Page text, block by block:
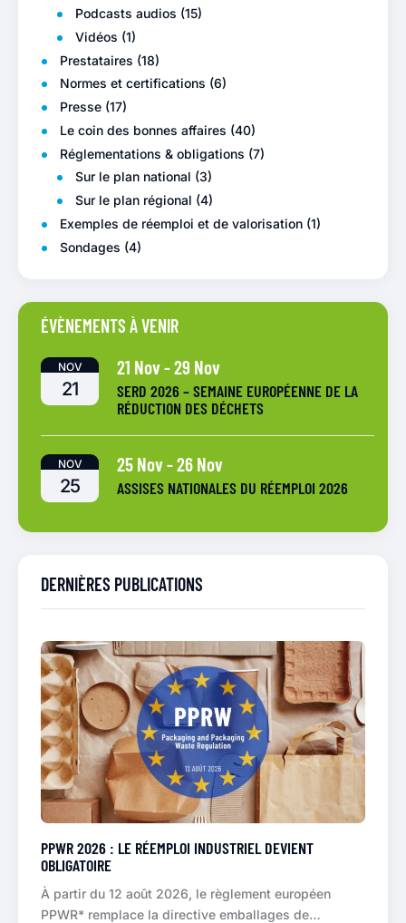
Podcasts audios (15)
Vidéos (1)
Prestataires (18)
Normes et certifications (6)
Presse (17)
Le coin des bonnes affaires (40)
Réglementations & obligations (7)
Sur le plan national (3)
Sur le plan régional (4)
Exemples de réemploi et de valorisation (1)
Sondages (4)
ÉVÈNEMENTS À VENIR
NOV
21
21 Nov-29 Nov
SERD 2026 – SEMAINE EUROPÉENNE DE LA
RÉDUCTION DES DÉCHETS
NOV
25
25 Nov-26 Nov
ASSISES NATIONALES DU RÉEMPLOI 2026
DERNIÈRES PUBLICATIONS
DEVIENT
européen
de…
LES FILIÈRES REP EN FRANCE
sur un principe simple : les metteurs sur…